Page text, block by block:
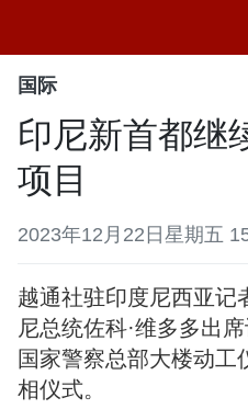
国际
印尼新首都继
项目
2023年12月22日星期五
越通社驻印度尼西亚记
尼总统佐科·维多多出
国家警察总部大楼动工
相仪式。